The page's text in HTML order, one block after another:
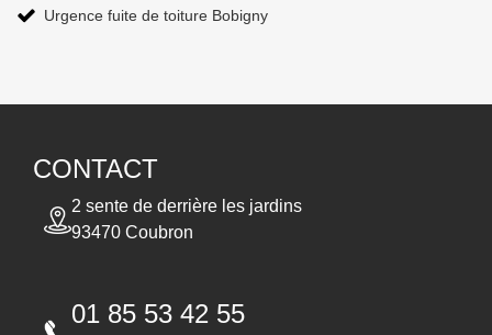
Urgence fuite de toiture Bobigny
CONTACT
2 sente de derrière les jardins
93470 Coubron
01 85 53 42 55